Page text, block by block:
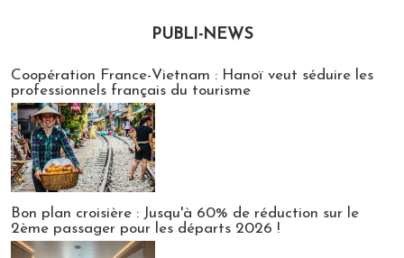
PUBLI-NEWS
Coopération France-Vietnam : Hanoï veut séduire les
professionnels français du tourisme
Bon plan croisière : Jusqu'à 60% de réduction sur le
2ème passager pour les départs 2026 !